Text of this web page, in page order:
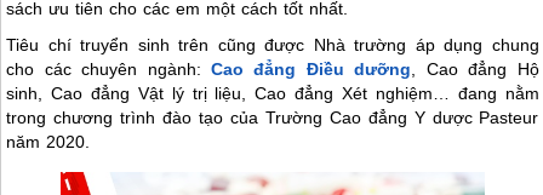
sách ưu tiên cho các em một cách tốt nhất.
Tiêu chí truyển sinh trên cũng được Nhà trường áp dụng chung
cho các chuyên ngành:Cao đẳng Điều dưỡng , Cao đẳng Hộ
sinh, Cao đẳng Vật lý trị liệu, Cao đẳng Xét nghiệm… đang nằm
trong chương trình đào tạo của Trường Cao đẳng Y dược Pasteur
năm 2020.